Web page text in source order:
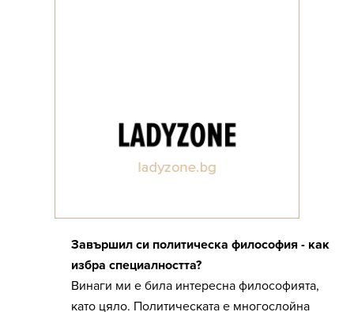
Завършил си политическа философия - как
избра специалността?
Винаги ми е била интересна философията,
като цяло. Политическата е многослойна